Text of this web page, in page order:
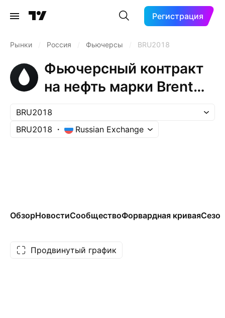
Регистрация
Рынки Россия Фьючерсы BRU2018
Фьючерсный контракт
на нефть марки Brent
(Sep 2018)
BRU2018
BRU2018
Russian Exchange
ОбзорНовостиСообществоФорвардная кривая
Продвинутый график